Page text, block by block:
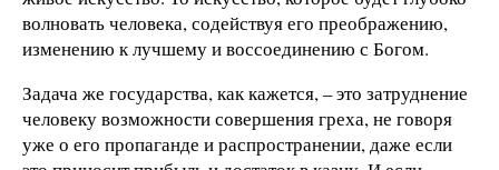
волновать человека, содействуя его преображению,
изменению к лучшему и воссоединению с Богом.
Задача же государства, как кажется, – это затруднение
человеку возможности совершения греха, не говоря
уже о его пропаганде и распространении, даже если